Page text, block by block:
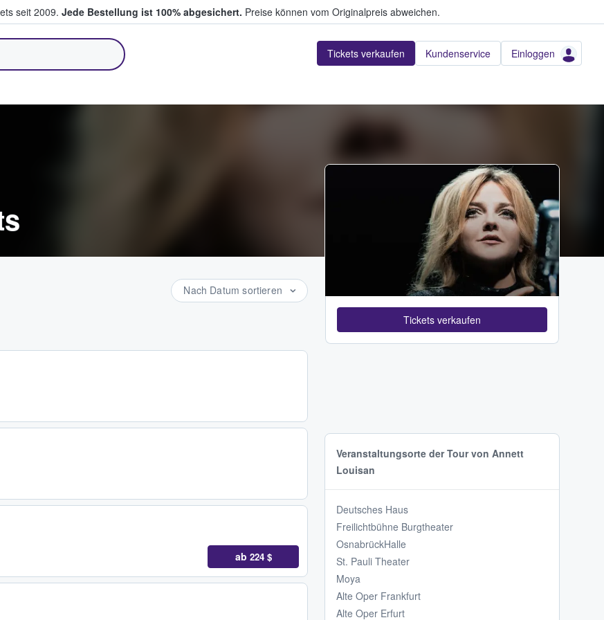
seit 2009. Jede Bestellung ist 100% abgesichert. Preise können vom Originalpreis abweichen.
verkaufen Tickets verkaufen Kundenservice Einloggen
Nach Datum sortieren
ab 224 $
Tickets verkaufen
Veranstaltungsorte der Tour von Annett
Louisan
Deutsches Haus
Freilichtbühne Burgtheater
OsnabrückHalle
St. Pauli Theater
Moya
Alte Oper Frankfurt
Alte Oper Erfurt